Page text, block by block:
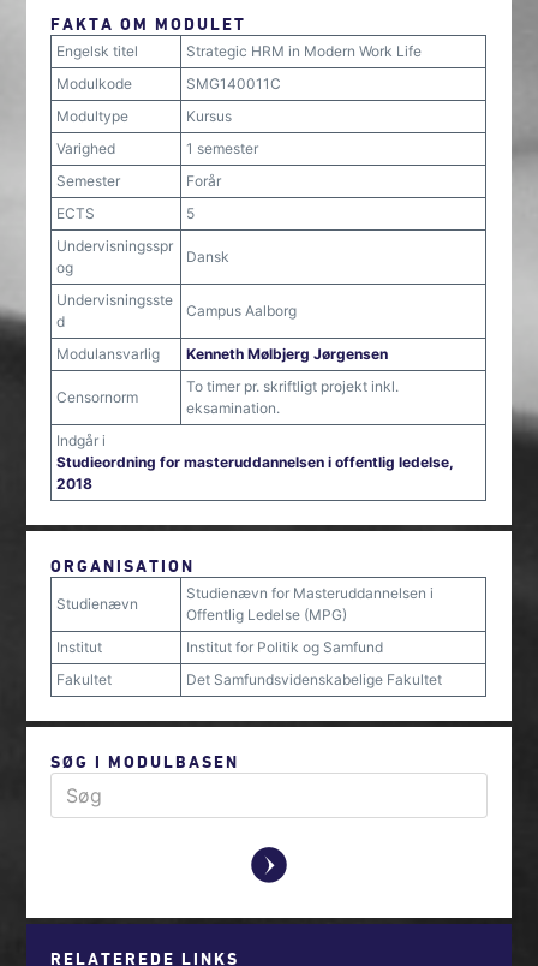
FAKTA OM MODULET
Engelsk titel
Strategic HRM in Modern Work Life
Modulkode
SMG140011C
Modultype
Kursus
Varighed
1 semester
Semester
Forår
ECTS
5
Undervisningsspr
og
Dansk
Undervisningsste
d
Campus Aalborg
Modulansvarlig Kenneth Mølbjerg Jørgensen
Censornorm
To timer pr. skriftligt projekt inkl.
eksamination.
Indgår i
Studieordning for masteruddannelsen i offentlig ledelse,
2018
ORGANISATION
Studienævn
Studienævn for Masteruddannelsen i
Offentlig Ledelse (MPG)
Institut
Institut for Politik og Samfund
Fakultet
Det Samfundsvidenskabelige Fakultet
SØG I MODULBASEN
y
RELATEREDE LINKS